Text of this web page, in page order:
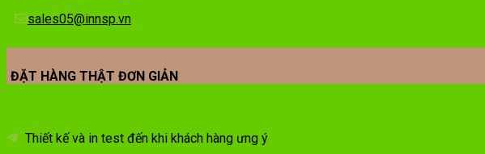
sales05@innsp.vn
ĐẶT HÀNG THẬT ĐƠN GIẢN
Thiết kế và in test đến khi khách hàng ưng ý